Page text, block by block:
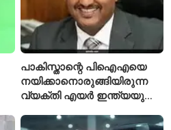
പാകിസ്താന്റെ പിഐഎയെ
നയിക്കാനൊരുങ്ങിയിരുന്ന
വ്യക്തി എയർ ഇന്ത്യയുടെ